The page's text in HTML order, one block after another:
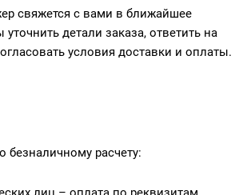
свяжется с вами в ближайшее
уточнить детали заказа, ответить на
условия доставки и оплаты.
безналичному расчету: